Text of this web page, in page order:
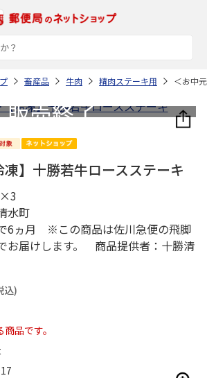
畜産品 牛肉 精肉ステーキ用 ＜お中
】十勝若牛ロースステーキ
水町
6ヵ月 ※この商品は佐川急便の飛脚
お届けします。 商品提供者：十勝清
込)
品です。